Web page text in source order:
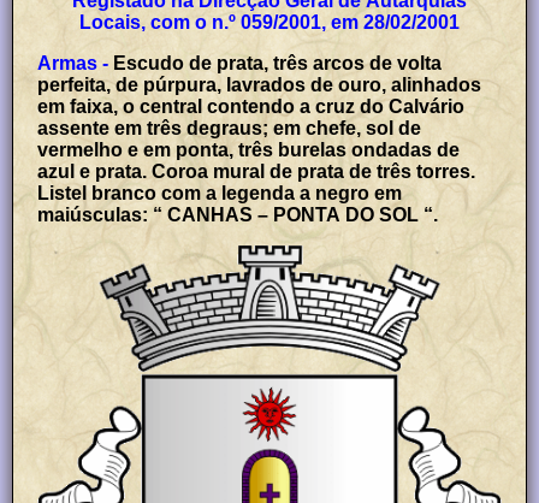
Locais, com o n.º 059/2001, em 28/02/2001
Armas - Escudo de prata, três arcos de volta
perfeita, de púrpura, lavrados de ouro, alinhados
em faixa, o central contendo a cruz do Calvário
assente em três degraus; em chefe, sol de
vermelho e em ponta, três burelas ondadas de
azul e prata. Coroa mural de prata de três torres.
Listel branco com a legenda a negro em
maiúsculas: “ CANHAS – PONTA DO SOL “.